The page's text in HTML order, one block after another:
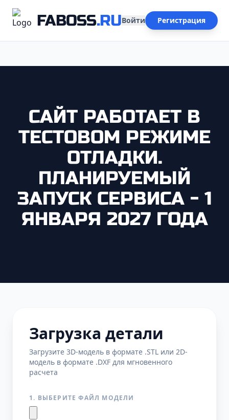
FABOSS.RUВойти Регистрация
САЙТ РАБОТАЕТ В
ТЕСТОВОМ РЕЖИМЕ
ОТЛАДКИ.
ПЛАНИРУЕМЫЙ
ЗАПУСК СЕРВИСА - 1
ЯНВАРЯ 2027 ГОДА
Загрузка детали
Загрузите 3D-модель в формате .STL или 2D-
модель в формате .DXF для мгновенного
расчета
1. ВЫБЕРИТЕ ФАЙЛ МОДЕЛИ